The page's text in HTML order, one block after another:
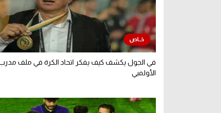
في الجول يكشف كيف يفكر اتحاد الكرة في ملف
الأولمبي